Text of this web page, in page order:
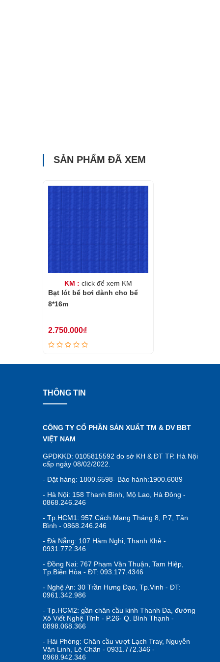
SẢN PHẨM ĐÃ XEM
KM : click để xem KM
Bạt lót bể bơi dành cho bể
8*16m
2.750.000₫
THÔNG TIN
CÔNG TY CỔ PHẦN SẢN XUẤT TM & DV BBT
VIỆT NAM
GPDKKD: 0105815592 do sở KH & ĐT TP. Hà Nội
cấp ngày 08/02/2022.
- Đặt hàng: 1800.6598- Bảo hành:1900.6089
- Hà Nội: 158 Thanh Bình, Mộ Lao, Hà Đông -
0868.246.246
- Tp.HCM1: 957 Cách Mạng Tháng 8, P.7, Tân
Bình - 0868.246.246
- Đà Nẵng: 107 Hàm Nghi, Thanh Khê -
0931.772.346
- Đồng Nai: 767 Phạm Văn Thuận, Tam Hiệp,
Tp.Biên Hòa - ĐT: 093.177.4346
- Nghệ An: 30 Trần Hưng Đạo, Tp.Vinh - ĐT:
0961.342.986
- Tp.HCM2: gần chân cầu kinh Thanh Đa, đường
Xô Viết Nghệ Tĩnh - P.26- Q. Bình Thạnh -
0898.068.366
- Hải Phòng: Chân cầu vượt Lạch Tray, Nguyễn
Văn Linh, Lê Chân - 0931.772.346 -
0968.942.346